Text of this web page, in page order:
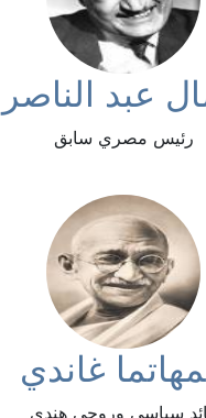
عبد الناصر
رئيس مصري سابق
غاندي
سياسي وروحي هندي